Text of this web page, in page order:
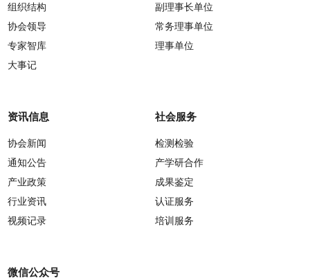
组织结构
协会领导
专家智库
大事记
副理事长单位
常务理事单位
理事单位
资讯信息
协会新闻
通知公告
产业政策
行业资讯
视频记录
社会服务
检测检验
产学研合作
成果鉴定
认证服务
培训服务
微信公众号